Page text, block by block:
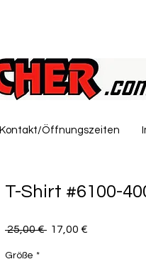
Kontakt/Öffnungszeiten
T-Shirt #6100-
25,00 € Standardpreis
17,00 €
Größe *